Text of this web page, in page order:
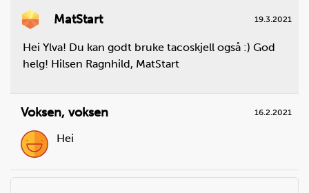
Steg
Når vannet koker: Bruk en klype og legg posene
med ris i vannet. Kok dem så lenge det står på
pakken. Skru ned til middels varme, slik at det ikke
koker over.
MatStart 19.3.2021
Hei Ylva! Du kan godt bruke tacoskjell også :) God
helg! Hilsen Ragnhild, MatStart
Voksen, voksen 16.2.2021
Hei